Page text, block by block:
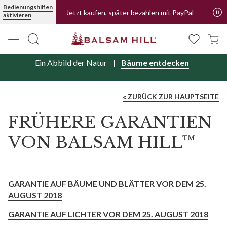
Bedienungshilfen
aktivieren
Jetzt kaufen, später bezahlen mit PayPal
Ein Abbild der Natur Bäume entdecken
« ZURÜCK ZUR HAUPTSEITE
FRÜHERE GARANTIEN
VON BALSAM HILL™
GARANTIE AUF BÄUME UND BLÄTTER VOR DEM 25.
AUGUST 2018
GARANTIE AUF LICHTER VOR DEM 25. AUGUST 2018